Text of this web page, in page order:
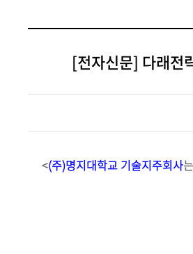
[전자신문] 다래전
<(주)명지대학교 기술지주회사